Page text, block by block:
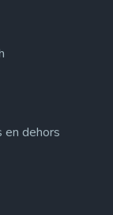
en dehors